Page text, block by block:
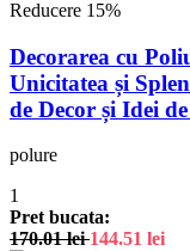
Reducere 15%
Decorarea cu
Unicitatea și
de Decor și Idei
polure
1
Pret bucata:
170.01lei 144.51 lei